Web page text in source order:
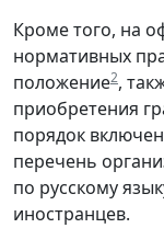
Кроме того, на
нормативных
положение2,
приобретения
порядок
перечень
по русскому
иностранцев.